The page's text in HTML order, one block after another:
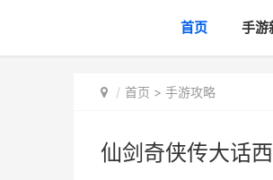
首页 手游
首页 > 手游攻略
仙剑奇侠传大话